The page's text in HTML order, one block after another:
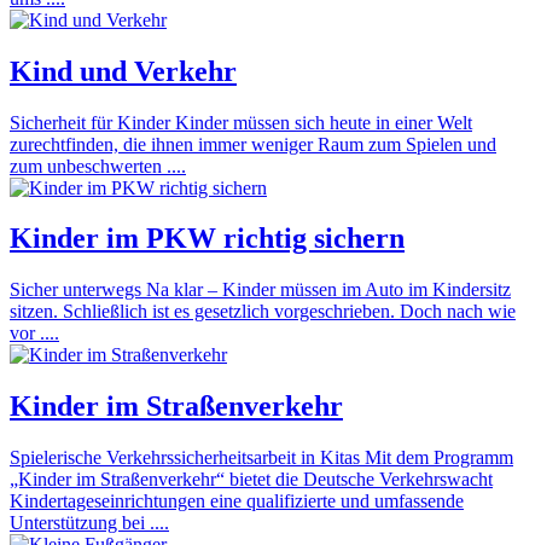
Kind und Verkehr
Sicherheit für Kinder Kinder müssen sich heute in einer Welt
zurechtfinden, die ihnen immer weniger Raum zum Spielen und
zum unbeschwerten ....
Kinder im PKW richtig sichern
Sicher unterwegs Na klar – Kinder müssen im Auto im Kindersitz
sitzen. Schließlich ist es gesetzlich vorgeschrieben. Doch nach wie
vor ....
Kinder im Straßenverkehr
Spielerische Verkehrssicherheitsarbeit in Kitas Mit dem Programm
„Kinder im Straßenverkehr“ bietet die Deutsche Verkehrswacht
Kindertageseinrichtungen eine qualifizierte und umfassende
Unterstützung bei ....